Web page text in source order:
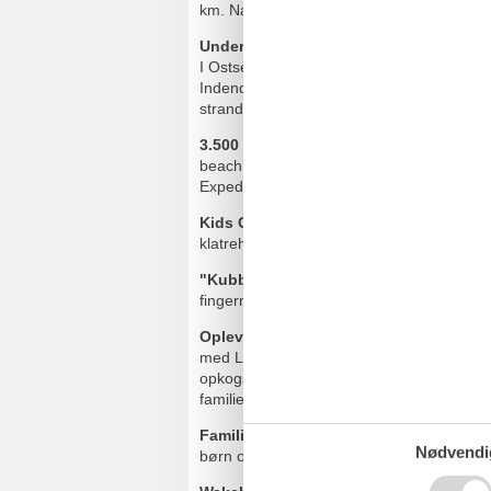
km. Nærmeste banegård er Eckernförde
Underholdning / fritidsaktiviteter på
I Ostseeresort Damp er der noget for
Indendørs sjov i
, bowling og
strandaktiviteter, wakeboard og vandski,
3.500 kvm indendørs funpark:
beachhal, badmintonhal, multifunktionel
Expedition (tur med elektriske jeeps),
Kids Club:
Kids Club med
klatrehave med boldbassin, hobbyhjørne
"Kubbsala:
fingermad i en hyggelig vikingestemning.
Oplevelsesbassin:
indendørs og
med LED-lyseffekter og rutsjetidsmåling,
opkogs- og urtesauna, plus biograf og
familiesauna.
Familietræf:
Her er det især de små,
børn og animationsteamet. Og